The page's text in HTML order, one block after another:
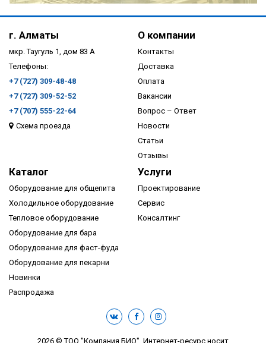
ПОДРОБНЕЕ
г. Алматы
мкр. Таугуль 1, дом 83 А
Телефоны:
+7 (727) 309-48-48
+7 (727) 309-52-52
+7 (707) 555-22-64
Схема проезда
О компании
Контакты
Доставка
Оплата
Вакансии
Вопрос – Ответ
Новости
Статьи
Отзывы
Каталог
Оборудование для общепита
Холодильное оборудование
Тепловое оборудование
Оборудование для бара
Оборудование для фаст-фуда
Оборудование для пекарни
Новинки
Распродажа
Услуги
Проектирование
Сервис
Консалтинг
2026 © ТОО "Компания БИО". Интернет-ресурс носит